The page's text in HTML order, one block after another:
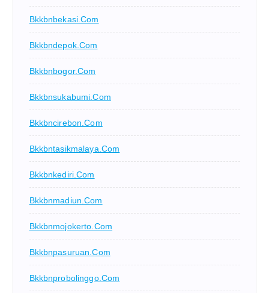
Bkkbnbekasi.com
Bkkbndepok.com
Bkkbnbogor.com
Bkkbnsukabumi.com
Bkkbncirebon.com
Bkkbntasikmalaya.com
Bkkbnkediri.com
Bkkbnmadiun.com
Bkkbnmojokerto.com
Bkkbnpasuruan.com
Bkkbnprobolinggo.com